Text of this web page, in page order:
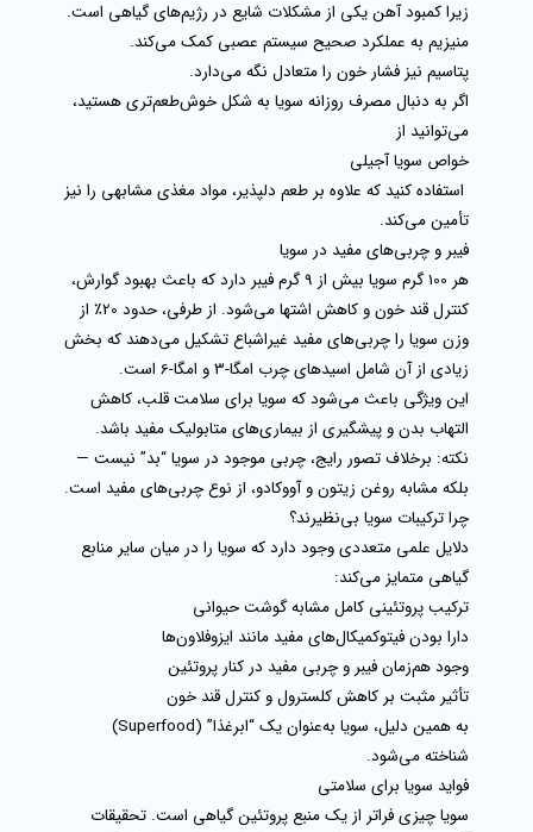
زیرا کمبود آهن یکی از مشکلات شایع در رژیم‌های گیاهی است.
منیزیم به عملکرد صحیح سیستم عصبی کمک می‌کند.
پتاسیم نیز فشار خون را متعادل نگه می‌دارد.
اگر به دنبال مصرف روزانه سویا به شکل خوش‌طعم‌تری هستید،
می‌توانید از
خواص سویا آجیلی
استفاده کنید که علاوه بر طعم دلپذیر، مواد مغذی مشابهی را نیز
تأمین می‌کند.
فیبر و چربی‌های مفید در سویا
هر 100 گرم سویا بیش از 9 گرم فیبر دارد که باعث بهبود گوارش،
کنترل قند خون و کاهش اشتها می‌شود. از طرفی، حدود 20٪ از
وزن سویا راچربی‌های مفید غیراشباعتشکیل می‌دهند که بخش
زیادی از آن شامل اسیدهای چرب امگا-3 و امگا-6 است.
این ویژگی باعث می‌شود که سویا برای سلامت قلب، کاهش
التهاب بدن و پیشگیری از بیماری‌های متابولیک مفید باشد.
نکته: برخلاف تصور رایج، چربی موجود در سویا “بد” نیست —
بلکه مشابه روغن زیتون و آووکادو، از نوع چربی‌های مفید است.
چرا ترکیبات سویا بی‌نظیرند؟
دلایل علمی متعددی وجود دارد که سویا را در میان سایر منابع
گیاهی متمایز می‌کند:
ترکیب پروتئینی کامل مشابه گوشت حیوانی
دارا بودن فیتوکمیکال‌های مفید مانند ایزوفلاون‌ها
وجود هم‌زمان فیبر و چربی مفید در کنار پروتئین
تأثیر مثبت بر کاهش کلسترول و کنترل قند خون
به همین دلیل، سویا به‌عنوان یک “ابرغذا” (Superfood)
شناخته می‌شود.
فواید سویا برای سلامتی
سویا چیزی فراتر از یک منبع پروتئین گیاهی است. تحقیقات